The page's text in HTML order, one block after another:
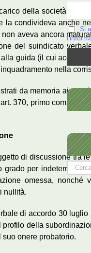
della società
condivideva anche
aveva ancora
del suindicato
guida (il cui
nella
da memoria ai
370, primo comma
di discussione tra
per
omessa, nonché
nullità.
di accordo 30 luglio
della
onere probatorio.
Si
Cerca
per: